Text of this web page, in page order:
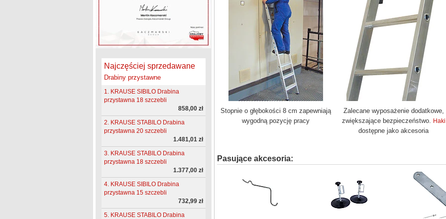
Najczęściej sprzedawane
Drabiny przystawne
1. KRAUSE SIBILO Drabina
przystawna 18 szczebli
858,00 zł
2. KRAUSE STABILO Drabina
przystawna 20 szczebli
1.481,01 zł
3. KRAUSE STABILO Drabina
przystawna 18 szczebli
1.377,00 zł
4. KRAUSE SIBILO Drabina
przystawna 15 szczebli
732,99 zł
5. KRAUSE STABILO Drabina
Stopnie o głębokości 8 cm zapewniają
wygodną pozycję pracy
Zalecane wyposażenie dodatkowe,
zwiększające bezpieczeństwo. Haki
dostępne jako akcesoria
Pasujące akcesoria: